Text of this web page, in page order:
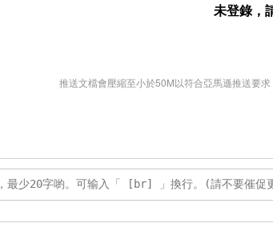
未登錄，
推送文檔會壓縮至小於50M以符合亞馬遜推送要求